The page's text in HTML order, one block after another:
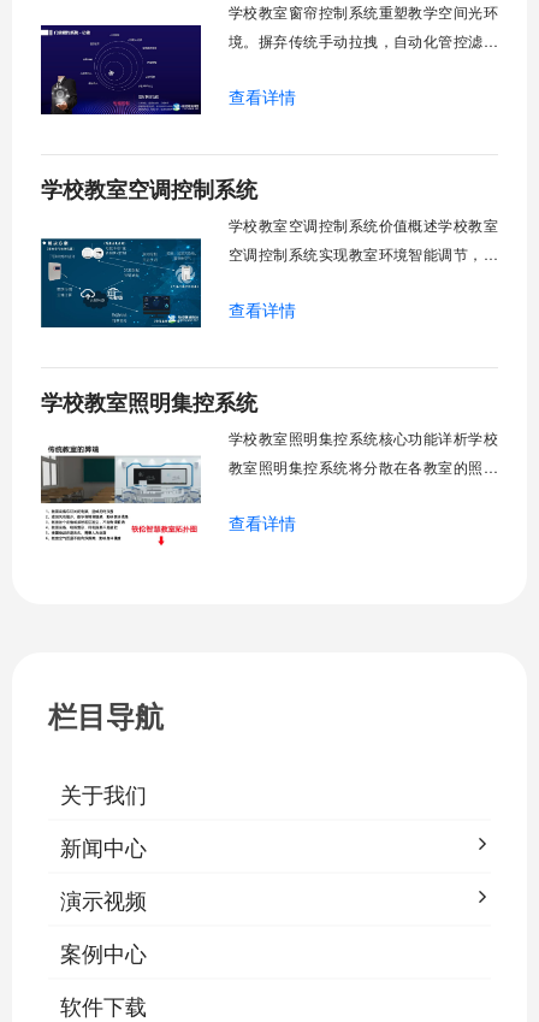
学校教室窗帘控制系统重塑教学空间光环
境。摒弃传统手动拉拽，自动化管控滤除
足，节能降耗。精准适配多媒体教学、考
能智慧校园生态升级。智能光感调节1. 动
态光照追踪实时捕捉室外照度参数。光照
查看详情
学校教室空调控制系统
学校教室空调控制系统价值概述学校教室
空调控制系统实现教室环境智能调节，提
管理全校空调设备，远程监控运行状态，
警。管理人员通过平台统一管控，减少人
工巡检工作量，延长设备使用寿命，节约
查看详情
学校教室照明集控系统
学校教室照明集控系统核心功能详析学校
教室照明集控系统将分散在各教室的照明
关、按需调光、定时策略、能耗监测、故
查看详情
栏目导航
关于我们
新闻中心
演示视频
案例中心
软件下载